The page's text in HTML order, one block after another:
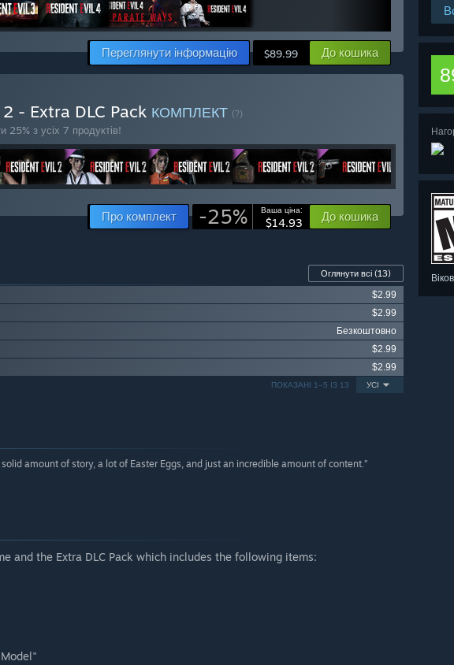
Переглянути інформацію $89.99 До кошика
- Extra DLC Pack КОМПЛЕКТ (?)
з усіх 7 продуктів!
Про комплект -25% Ваша ціна:
$14.93 До кошика
Оглянути всі (13)
$2.99
$2.99
Безкоштовно
$2.99
$2.99
УСІ
ПОКАЗАНІ 1–5 ІЗ 13
amount of story, a lot of Easter Eggs, and just an incredible amount of content.”
and the Extra DLC Pack which includes the following items: